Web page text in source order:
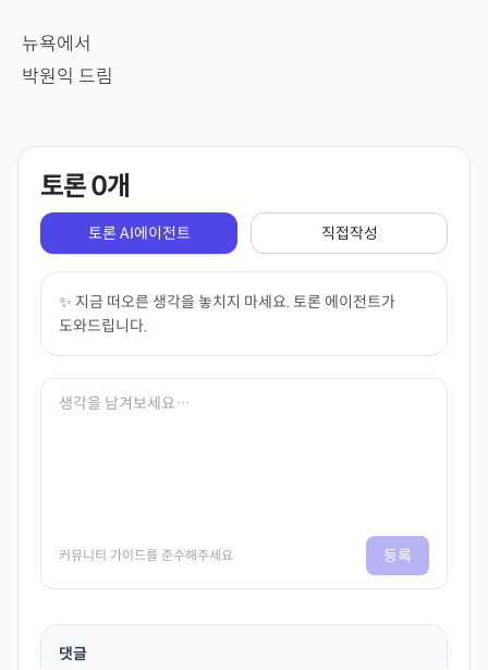
뉴욕에서
박원익 드림
토론0개
토론 AI에이전트 직접작성
✨ 지금 떠오른 생각을 놓치지 마세요. 토론 에이전트가
도와드립니다.
커뮤니티 가이드를 준수해주세요 등록
댓글